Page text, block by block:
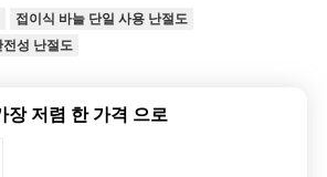
접이식 바늘 단일 사용 난절도
전성 난절도
장 저렴 한 가격 으로